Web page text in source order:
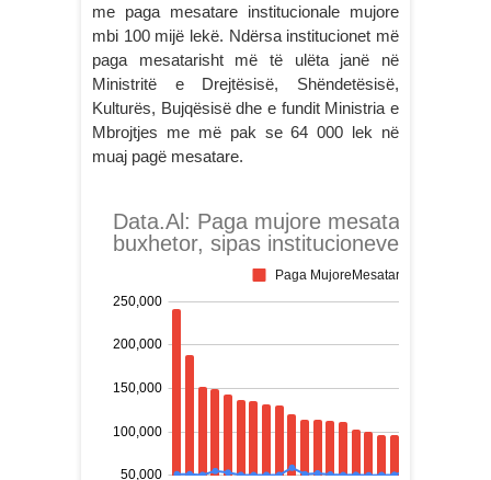
me paga mesatare institucionale mujore
mbi 100 mijë lekë. Ndërsa institucionet më
paga mesatarisht më të ulëta janë në
Ministritë e Drejtësisë, Shëndetësisë,
Kulturës, Bujqësisë dhe e fundit Ministria e
Mbrojtjes me më pak se 64 000 lek në
muaj pagë mesatare.